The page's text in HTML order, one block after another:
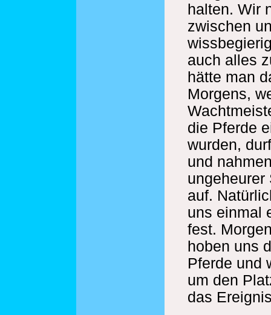
halten. Wir
zwischen
auch alles
hätte man
Morgens,
die Pferde
wurden,
und
ungeheurer
auf.
uns einmal
fest.
hoben uns
Pferde und
um den
das